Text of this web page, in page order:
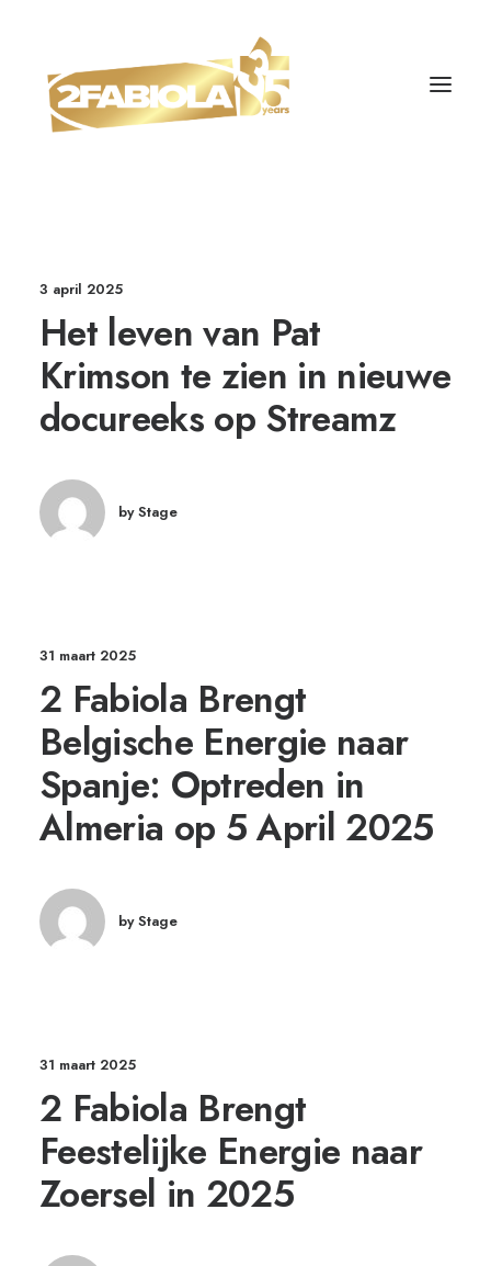
3 april 2025
Het leven van Pat
Krimson te zien in nieuwe
docureeks op Streamz
by Stage
31 maart 2025
2 Fabiola Brengt
Belgische Energie naar
Spanje: Optreden in
Almeria op 5 April 2025
by Stage
31 maart 2025
2 Fabiola Brengt
Feestelijke Energie naar
Zoersel in 2025